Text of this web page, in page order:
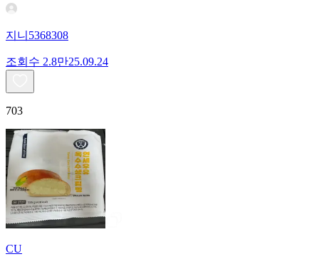
지니5368308
조회수 2.8만25.09.24
703
CU